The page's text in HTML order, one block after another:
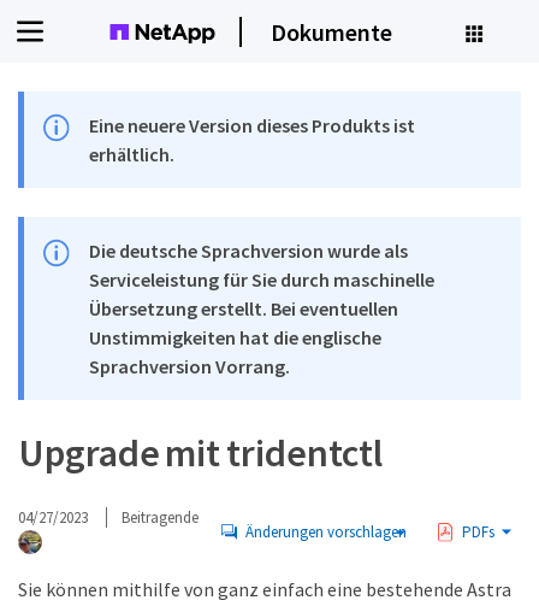
Dokumente
Eine neuere Version dieses Produkts ist
erhältlich.
Die deutsche Sprachversion wurde als
Serviceleistung für Sie durch maschinelle
Übersetzung erstellt. Bei eventuellen
Unstimmigkeiten hat die englische
Sprachversion Vorrang.
Upgrade mit tridentctl
04/27/2023 Beitragende
Änderungen vorschlagen PDFs
Sie können mithilfe von ganz einfach eine bestehende Astra